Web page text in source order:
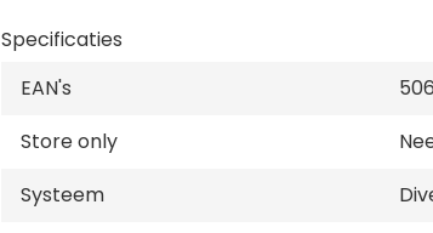
Specificaties
EAN's
Store only
Systeem